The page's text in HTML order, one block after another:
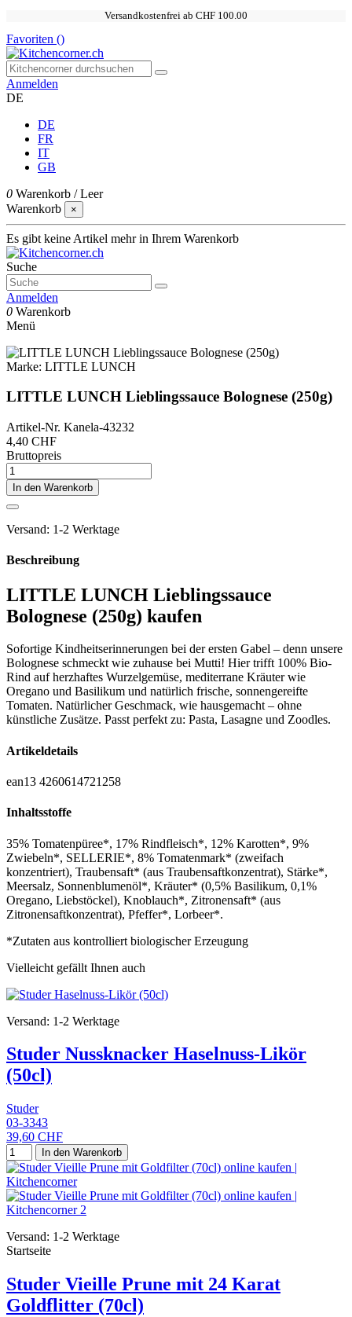
Versandkostenfrei ab CHF 100.00
Favoriten ()
Anmelden
DE
DE
FR
IT
GB
0 Warenkorb /Leer
Warenkorb
×
Es gibt keine Artikel mehr in Ihrem Warenkorb
Suche
Anmelden
0 Warenkorb
Menü
Marke: LITTLE LUNCH
LITTLE LUNCH Lieblingssauce Bolognese (250g)
Artikel-Nr. Kanela-43232
4,40 CHF
Bruttopreis
In den Warenkorb
Versand: 1-2 Werktage
Beschreibung
LITTLE LUNCH Lieblingssauce
Bolognese (250g) kaufen
Sofortige Kindheitserinnerungen bei der ersten Gabel – denn unsere
Bolognese schmeckt wie zuhause bei Mutti! Hier trifft 100% Bio-
Rind auf herzhaftes Wurzelgemüse, mediterrane Kräuter wie
Oregano und Basilikum und natürlich frische, sonnengereifte
Tomaten. Natürlicher Geschmack, wie hausgemacht – ohne
künstliche Zusätze. Passt perfekt zu: Pasta, Lasagne und Zoodles.
Artikeldetails
ean13 4260614721258
Inhaltsstoffe
35% Tomatenpüree*, 17% Rindfleisch*, 12% Karotten*, 9%
Zwiebeln*, SELLERIE*, 8% Tomatenmark* (zweifach
konzentriert), Traubensaft* (aus Traubensaftkonzentrat), Stärke*,
Meersalz, Sonnenblumenöl*, Kräuter* (0,5% Basilikum, 0,1%
Oregano, Liebstöckel), Knoblauch*, Zitronensaft* (aus
Zitronensaftkonzentrat), Pfeffer*, Lorbeer*.
*Zutaten aus kontrolliert biologischer Erzeugung
Vielleicht gefällt Ihnen auch
Versand: 1-2 Werktage
Studer Nussknacker Haselnuss-Likör
(50cl)
Studer
03-3343
39,60 CHF
In den Warenkorb
Versand: 1-2 Werktage
Startseite
Studer Vieille Prune mit 24 Karat
Goldflitter (70cl)